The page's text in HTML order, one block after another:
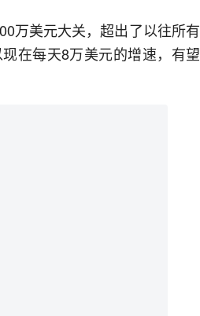
万美元大关，超出了以往所有
在每天8万美元的增速，有望